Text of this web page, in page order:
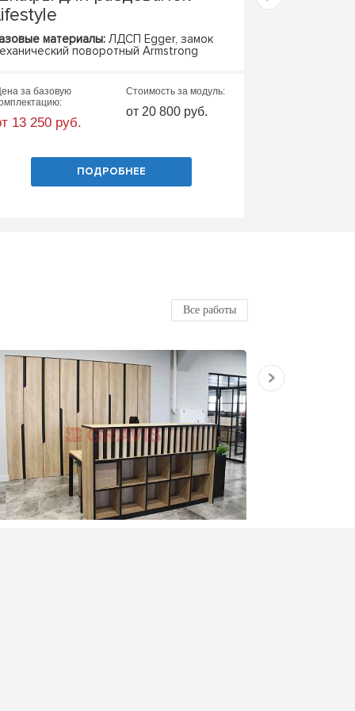
материалы: ЛДСП Egger, замок
поворотный Armstrong
за базовую
13 250 руб.
Стоимость за модуль:
от 20 800 руб.
ПОДРОБНЕЕ
места
Все работы